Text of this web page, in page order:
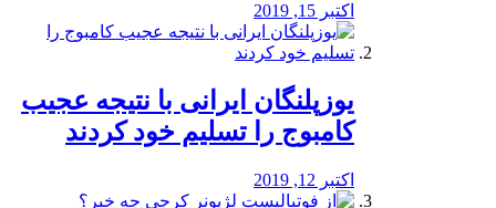
اکتبر 15, 2019
یوزپلنگان ایرانی با نتیجه عجیب
کامبوج را تسلیم خود کردند
اکتبر 12, 2019